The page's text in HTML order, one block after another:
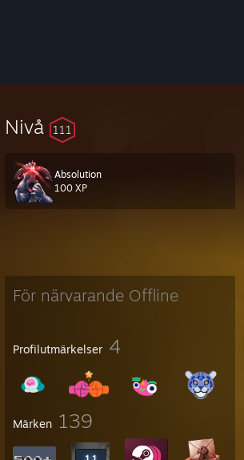
Nivå 111
Absolution
100 XP
För närvarande Offline
Profilutmärkelser 4
Märken 139